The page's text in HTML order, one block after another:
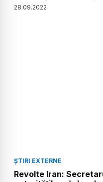
28.09.2022
ȘTIRI EXTERNE
Revolte Iran: